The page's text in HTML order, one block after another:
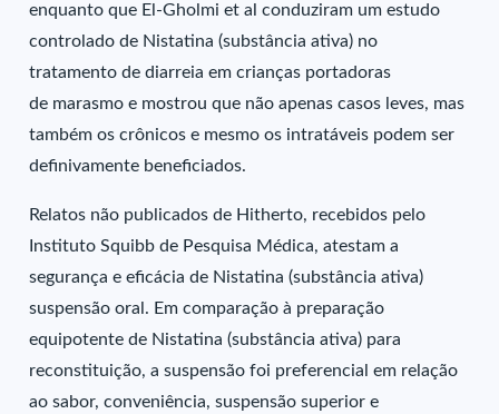
enquanto que El-Gholmi et al conduziram um estudo
controlado de Nistatina (substância ativa) no
tratamento de diarreia em crianças portadoras
de marasmo e mostrou que não apenas casos leves, mas
também os crônicos e mesmo os intratáveis podem ser
definivamente beneficiados.
Relatos não publicados de Hitherto, recebidos pelo
Instituto Squibb de Pesquisa Médica, atestam a
segurança e eficácia de Nistatina (substância ativa)
suspensão oral. Em comparação à preparação
equipotente de Nistatina (substância ativa) para
reconstituição, a suspensão foi preferencial em relação
ao sabor, conveniência, suspensão superior e